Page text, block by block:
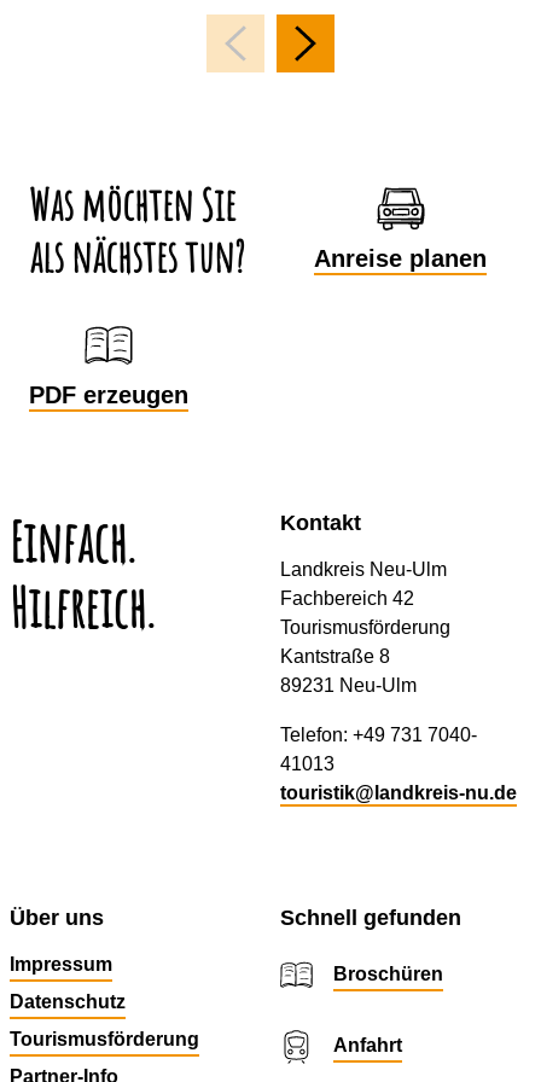
Was möchten Sie
als nächstes tun?
Anreise planen
PDF erzeugen
Einfach.
Hilfreich.
Kontakt
Landkreis Neu-Ulm
Fachbereich 42
Tourismusförderung
Kantstraße 8
89231 Neu-Ulm
Telefon: +49 731 7040-
41013
touristik@landkreis-nu.de
Über uns
Impressum
Datenschutz
Tourismusförderung
Partner-Info
Schnell gefunden
Broschüren
Anfahrt